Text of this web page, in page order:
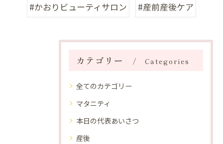
#かおりビューティサロン #産前産後ケア
カテゴリー Categories
全てのカテゴリー
マタニティ
本日の代表あいさつ
産後